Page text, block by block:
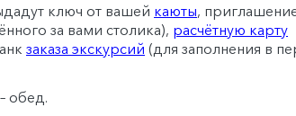
ключ от вашей каюты,
за вами столика), расчётную карту
заказа экскурсий (для заполнения в
обед.